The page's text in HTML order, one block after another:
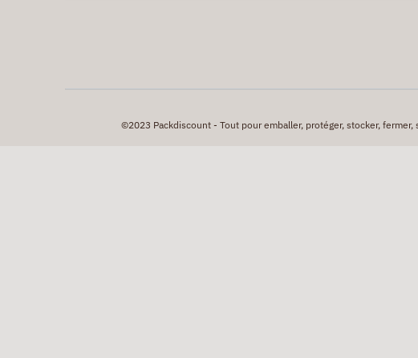
©2023 Packdiscount - Tout pour emballer, protéger, stocker,